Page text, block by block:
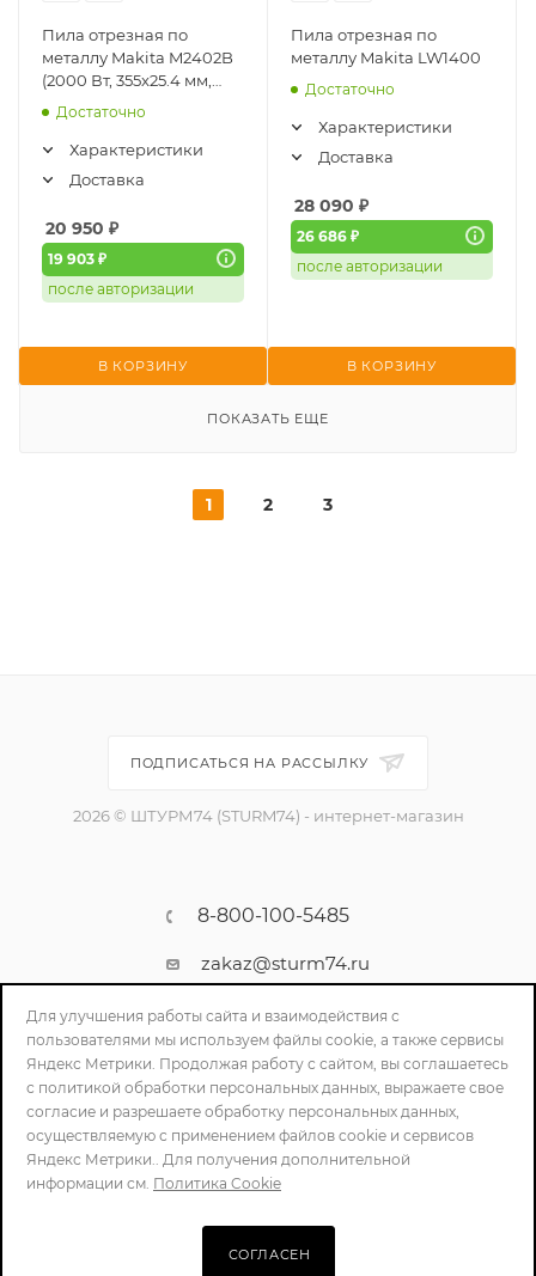
Пила отрезная по
металлу Makita M2402B
(2000 Вт, 355x25.4 мм,
3800об/мин)
Достаточно
Характеристики
Доставка
20 950 ₽
19 903 ₽
после авторизации
В КОРЗИНУ
Пила отрезная по
металлу Makita LW1400
Достаточно
Характеристики
Доставка
28 090 ₽
26 686 ₽
после авторизации
В КОРЗИНУ
ПОКАЗАТЬ ЕЩЕ
1 2 3
ПОДПИСАТЬСЯ НА РАССЫЛКУ
2026 © ШТУРМ74 (STURM74) - интернет-магазин
8-800-100-5485
zakaz@sturm74.ru
г. Челябинск, ул. Стартовая 34/1
ПОЛИТИКА КОНФИДЕНЦИАЛЬНОСТИ
Для улучшения работы сайта и взаимодействия с
пользователями мы используем файлы cookie, а также сервисы
Яндекс Метрики. Продолжая работу с сайтом, вы соглашаетесь
с политикой обработки персональных данных, выражаете свое
согласие и разрешаете обработку персональных данных,
осуществляемую с применением файлов cookie и сервисов
Яндекс Метрики.. Для получения дополнительной
информации см. Политика Cookie
СОГЛАСЕН